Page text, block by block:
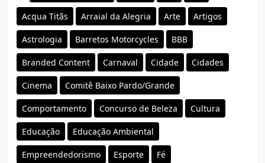
Acqua Titãs Arraial da Alegria Arte Artigos
Astrologia Barretos Motorcycles BBB
Branded Content Carnaval Cidade Cidades
Cinema Comitê Baixo Pardo/Grande
Comportamento Concurso de Beleza Cultura
Educação Educação Ambiental
Empreendedorismo Esporte Fé